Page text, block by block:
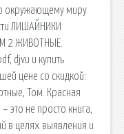
окружающему миру
ЛИШАЙНИКИ
2 ЖИВОТНЫЕ.
djvu и купить
цене со скидкой:
Том. Красная
это не просто книга,
в целях выявления и